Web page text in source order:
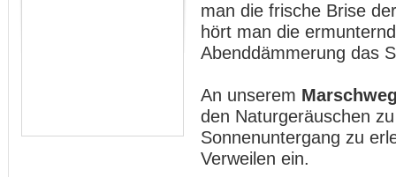
man die frische Brise
hört man die
Abenddämmerung das
An unserem
den Naturgeräuschen
Sonnenuntergang zu
Verweilen ein.